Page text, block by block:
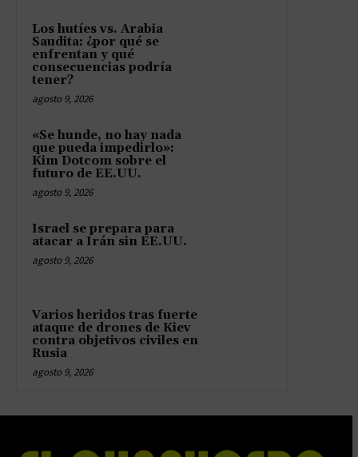
Los hutíes vs. Arabia
Saudita: ¿por qué se
enfrentan y qué
consecuencias podría
tener?
agosto 9, 2026
«Se hunde, no hay nada
que pueda impedirlo»:
Kim Dotcom sobre el
futuro de EE.UU.
agosto 9, 2026
Israel se prepara para
atacar a Irán sin EE.UU.
agosto 9, 2026
Varios heridos tras fuerte
ataque de drones de Kiev
contra objetivos civiles en
Rusia
agosto 9, 2026